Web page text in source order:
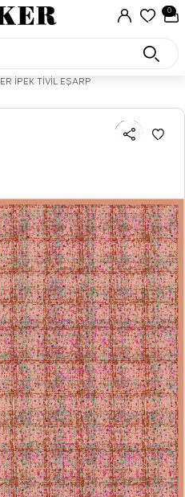
0
İPEK TİVİL EŞARP